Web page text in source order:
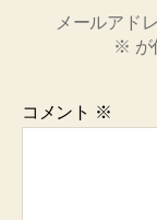
メールアド
※ が
コメント ※